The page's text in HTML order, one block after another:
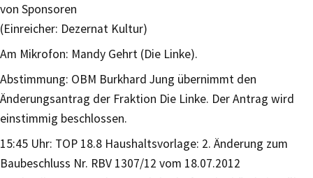
von Sponsoren
(Einreicher: Dezernat Kultur)
Am Mikrofon: Mandy Gehrt (Die Linke).
Abstimmung: OBM Burkhard Jung übernimmt den
Änderungsantrag der Fraktion Die Linke. Der Antrag wird
einstimmig beschlossen.
15:45 Uhr: TOP 18.8 Haushaltsvorlage: 2. Änderung zum
Baubeschluss Nr. RBV 1307/12 vom 18.07.2012